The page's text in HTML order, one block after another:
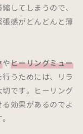
してしまうので、
感がどんどんと薄
やヒーリングミュー
うためには、リラ
です。ヒーリング
効果があるのでよ